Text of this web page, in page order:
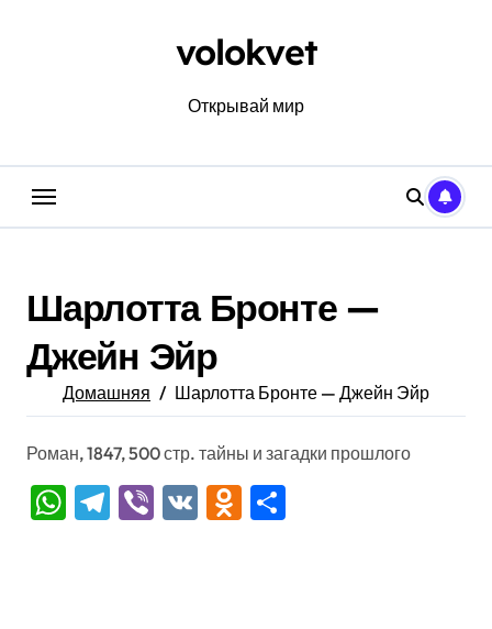
volokvet
Открывай мир
Шарлотта Бронте —
Джейн Эйр
Домашняя Шарлотта Бронте — Джейн Эйр
Роман, 1847, 500 стр. тайны и загадки прошлого
WhatsApp
Telegram
Viber
VK Odnoklassniki